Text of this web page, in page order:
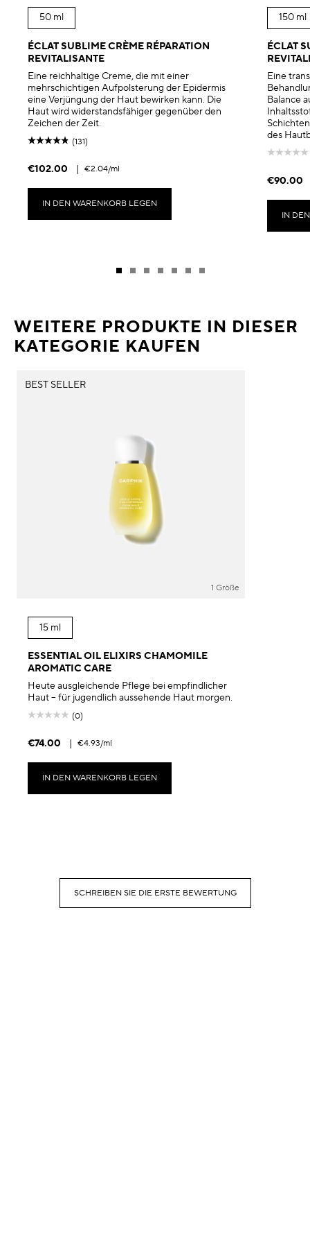
50 ml
ÉCLAT SUBLIME CRÈME RÉPARATION
REVITALISANTE
Eine reichhaltige Creme, die mit einer
mehrschichtigen Aufpolsterung der Epidermis
eine Verjüngung der Haut bewirken kann. Die
Haut wird widerstandsfähiger gegenüber den
Zeichen der Zeit.
(131)
€102.00 | €2.04/ml
IN DEN WARENKORB LEGEN
150 ml
ÉCLAT
Eine
Balance
des
€90.00
IN
WEITERE PRODUKTE IN DIESER
KATEGORIE KAUFEN
BEST SELLER
1 Größe
15 ml
ESSENTIAL OIL ELIXIRS CHAMOMILE
AROMATIC CARE
Heute ausgleichende Pflege bei empfindlicher
Haut – für jugendlich aussehende Haut morgen.
(0)
€74.00 €4.93/ml
IN DEN WARENKORB LEGEN
SCHREIBEN SIE DIE ERSTE BEWERTUNG